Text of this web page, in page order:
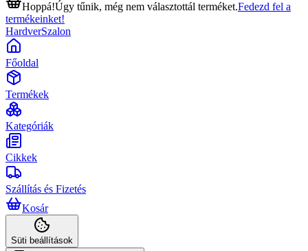
Hoppá!Úgy tűnik, még nem választottál terméket.Fedezd fel a
termékeinket!
HardverSzalon
Főoldal
Termékek
Kategóriák
Cikkek
Szállítás és Fizetés
Kosár
Süti beállítások